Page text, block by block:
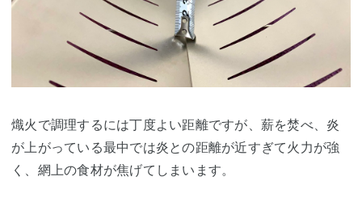
熾火で調理するには丁度よい距離ですが、薪を焚べ、炎
が上がっている最中では炎との距離が近すぎて火力が強
く、網上の食材が焦げてしまいます。